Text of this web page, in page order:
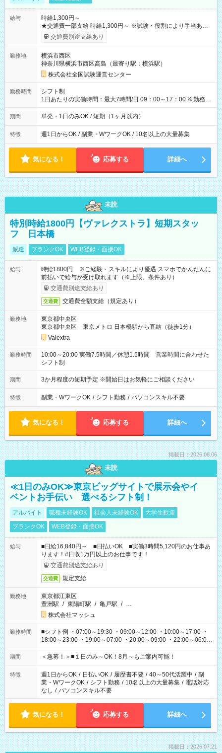
給与
時給1,300円～
★交通費一部支給 時給1,300円～ ※試験・役割により手当あり
※勤務回数により昇給あり 【即給（前払い）オプションあ
り！】 希望される場合、勤務から1週間ほどで給与の一部を受け
例】 ・河合塾模擬試験 8:30～17:30（休憩1時間） 時給1,300円
×8時間＝日収10,400円＋交通費 ※当日の役割により時給＋100
円の場合あり ・国家試験 7:00～13:30（休憩なし） 時給1,300
円（役割手当＋100円）×6時間＝日収8,400円＋交通費 【試用期
間】試用期間なし
交通費別途支給あり
勤務地
横浜市西区
神奈川県横浜市西区高島（最寄り駅：横浜駅）
株式会社全国試験運営センター
勤務時間
シフト制
1日あたりの実働時間：最大7時間/日 09：00～17：00 ※勤務時
間は 試験により異なります。
期間 単発・1日のみOK / 短期（1ヶ月以内）
特徴 週1日からOK / 副業・WワークOK / 10名以上の大量募集
気になる！ 応募する 詳細へ
未読
特別時給1800円【ヴァレクストラ】短期スタッ
フ 日本橋
派遣 ブランクOK WEB登録・面接OK
給与
時給1800円 ※ご経験・スキルにより優遇 スマホでかんたんに
前払いで給与が受け取れます（※上限、条件あり）
交通費別途支給あり
交通費 交通費全額支給（規定あり）
勤務地
東京都中央区
東京都中央区 東京メトロ 日本橋駅から直結（徒歩1分）
Valextra
勤務時間
10:00～20:00 実働7.5時間／休憩1.5時間 営業時間に合わせた
シフト制
期間 3か月程度の短期予定 ※開始日はお気軽にご相談ください
特徴 副業・WワークOK / シフト勤務 / パソコンスキル不要
気になる！ 応募する 詳細へ
掲載日：2026.08.06
未読
≪1日のみOK≫東京ビッグサイトで展示会やイ
ベントお手伝い 選べるシフト制！
アルバイト 職種未経験OK 社会人未経験OK
大学生歓迎
ブランクOK
WEB登録・面接OK
給与
■日給16,840円～ ■日払いOK ■実働3時間5,120円のお仕事あ
ります！#日収1万円以上のお仕事です！
交通費別途支給あり
交通費 規定支給
勤務地
東京都江東区
豊洲駅 / 東陽町駅 / 亀戸駅 / …
株式会社マッシュ
勤務時間
■シフト例 ・07:00～19:30 ・09:00～12:00 ・10:00～17:00 ・
18:00～23:00 ・19:00～07:00 ・20:00～09:00 ・22:00～06:00
etc ★最短で3時間で5,120円のお仕事から 15時間で2万円近く稼
げるお仕事も！ ご希望のお時間に合わせてご紹介！ ※シフトは
ください！
期間 ＜急募！＞■１日のみ～OK！8月～もご案内可能！
特徴 週1日からOK / 日払いOK / 履歴書不要 / 40～50代活躍中 / 副
業・WワークOK / シフト勤務 / 10名以上の大量募集 / 電話対応
なし / パソコンスキル不要
気になる！ 応募する 詳細へ
掲載日：2026.07.21